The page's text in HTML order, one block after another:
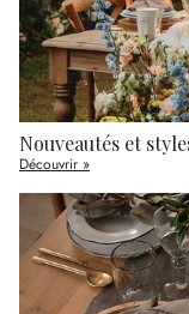
Nouveautés et
Découvrir »